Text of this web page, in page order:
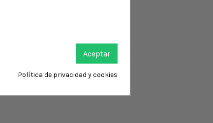
Aceptar
Política de privacidad y cookies